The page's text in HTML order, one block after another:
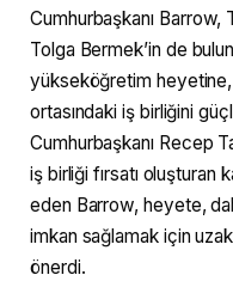
Cumhurbaşkanı Barrow,
Tolga Bermek’in de
yükseköğretim heyetine,
ortasındaki iş birliğini
Cumhurbaşkanı Recep
iş birliği fırsatı oluşturan
eden Barrow, heyete,
imkan sağlamak için
önerdi.